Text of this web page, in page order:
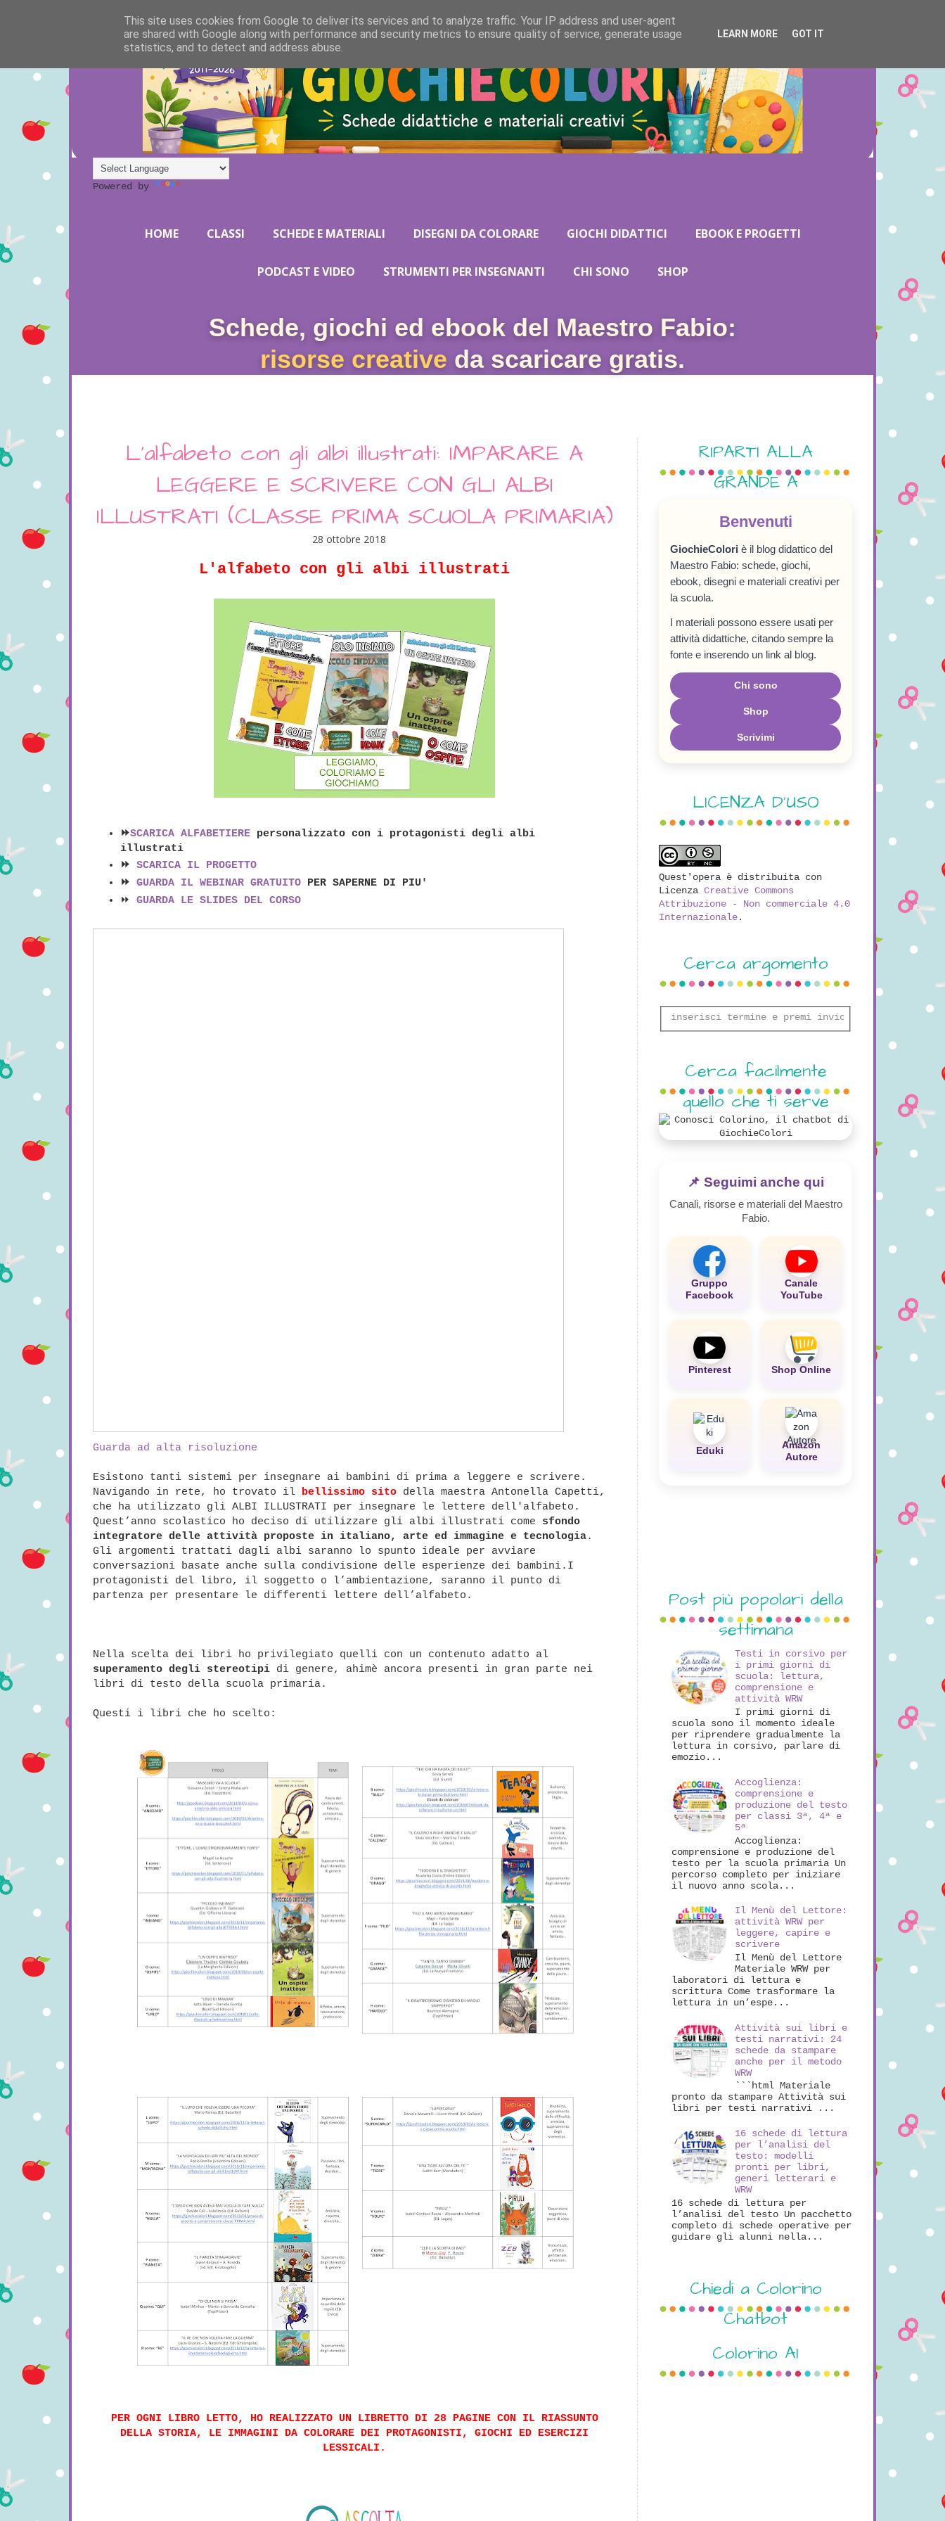
Powered by
HOME CLASSI SCHEDE E MATERIALI DISEGNI DA COLORARE GIOCHI DIDATTICI EBOOK E PROGETTI
PODCAST E VIDEO STRUMENTI PER INSEGNANTI CHI SONO SHOP
Schede, giochi ed ebook del Maestro Fabio:
risorse creative da scaricare gratis.
L'alfabeto con gli albi illustrati: IMPARARE A
LEGGERE E SCRIVERE CON GLI ALBI
ILLUSTRATI (CLASSE PRIMA SCUOLA PRIMARIA)
28 ottobre 2018
L'alfabeto con gli albi illustrati
⏩SCARICA ALFABETIEREpersonalizzato con i protagonisti degli albi
illustrati
⏩ SCARICA IL PROGETTO
⏩ GUARDA IL WEBINAR GRATUITOPER SAPERNE DI PIU'
⏩ GUARDA LE SLIDES DEL CORSO
Guarda ad alta risoluzione
Esistono tanti sistemi per insegnare ai bambini di prima a leggere e scrivere.
Navigando in rete, ho trovato il bellissimo sito della maestra Antonella Capetti,
che ha utilizzato gli ALBI ILLUSTRATI per insegnare le lettere dell'alfabeto.
Quest’anno scolastico ho deciso di utilizzare gli albi illustrati come sfondo
integratore delle attività proposte in italiano, arte ed immagine e tecnologia.
Gli argomenti trattati dagli albi saranno lo spunto ideale per avviare
conversazioni basate anche sulla condivisione delle esperienze dei bambini. I
protagonisti del libro, il soggetto o l’ambientazione, saranno il punto di
partenza per presentare le differenti lettere dell’alfabeto.
Nella scelta dei libri ho privilegiato quelli con un contenuto adatto al
superamento degli stereotipi di genere, ahimè ancora presenti in gran parte nei
libri di testo della scuola primaria.
Questi i libri che ho scelto:
PER OGNI LIBRO LETTO, HO REALIZZATO UN LIBRETTO DI 28 PAGINE CON IL RIASSUNTO
DELLA STORIA, LE IMMAGINI DA COLORARE DEI PROTAGONISTI, GIOCHI ED ESERCIZI
LESSICALI.
RIPARTI ALLA
GRANDE A
SETTEMBRE!
Benvenuti
GiochieColori è il blog didattico del
Maestro Fabio: schede, giochi,
ebook, disegni e materiali creativi per
la scuola.
I materiali possono essere usati per
attività didattiche, citando sempre la
fonte e inserendo un link al blog.
Chi sono
Shop
Scrivimi
LICENZA D'USO
Quest'opera è distribuita con
Licenza Creative Commons
Attribuzione - Non commerciale 4.0
Internazionale.
Cerca argomento
Cerca facilmente
quello che ti serve
📌 Seguimi anche qui
Canali, risorse e materiali del Maestro
Fabio.
Gruppo
Facebook
Canale
YouTube
Pinterest Shop Online
Eduki
Amazon
Autore
Post più popolari della
settimana
Testi in corsivo per
i primi giorni di
scuola: lettura,
comprensione e
attività WRW
I primi giorni di
scuola sono il momento ideale
per riprendere gradualmente la
lettura in corsivo, parlare di
emozio...
Accoglienza:
comprensione e
produzione del testo
per classi 3ª, 4ª e
5ª
Accoglienza:
comprensione e produzione del
testo per la scuola primaria Un
percorso completo per iniziare
il nuovo anno scola...
Il Menù del Lettore:
attività WRW per
leggere, capire e
scrivere
Il Menù del Lettore
Materiale WRW per
laboratori di lettura e
scrittura Come trasformare la
lettura in un’espe...
Attività sui libri e
testi narrativi: 24
schede da stampare
anche per il metodo
WRW
```html Materiale
pronto da stampare Attività sui
libri per testi narrativi ...
16 schede di lettura
per l’analisi del
testo: modelli
pronti per libri,
generi letterari e
WRW
16 schede di lettura per
l’analisi del testo Un pacchetto
completo di schede operative per
guidare gli alunni nella...
Chiedi a Colorino
Chatbot
Colorino AI
This site uses cookies from Google to deliver its services and to analyze traffic. Your IP address and user-agent
are shared with Google along with performance and security metrics to ensure quality of service, generate usage
statistics, and to detect and address abuse.
LEARN MORE GOT IT